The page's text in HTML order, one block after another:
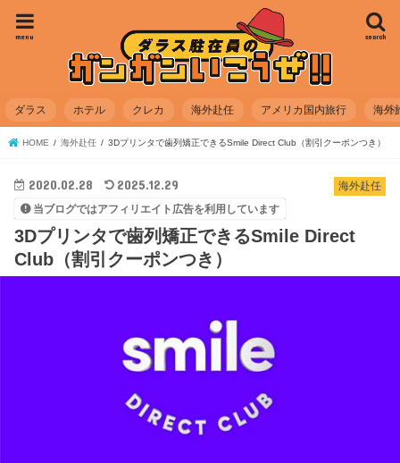
search
menu
ダラス ホテル クレカ 海外赴任 アメリカ国内旅行 海外
HOME 海外赴任 3Dプリンタで歯列矯正できるSmile Direct Club（割引クーポンつき）
海外赴任
2020.02.28 2025.12.29
当ブログではアフィリエイト広告を利用しています
3Dプリンタで歯列矯正できるSmile Direct
Club（割引クーポンつき）